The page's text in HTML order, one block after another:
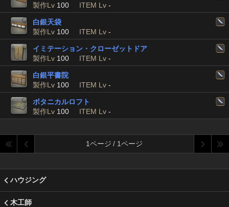
製作Lv 100 ITEM Lv -
白銀天袋
製作Lv 100 ITEM Lv -
イミテーション・クローゼットドア
製作Lv 100 ITEM Lv -
白銀平書院
製作Lv 100 ITEM Lv -
ボタニカルロフト
製作Lv 100 ITEM Lv -
1ページ / 1ページ
ハウジング
木工師